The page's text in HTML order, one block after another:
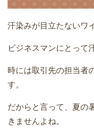
汗染みが目立たないワ
ビジネスマンにとって
時には取引先の担当者
す。
だからと言って、夏の
きませんよね。